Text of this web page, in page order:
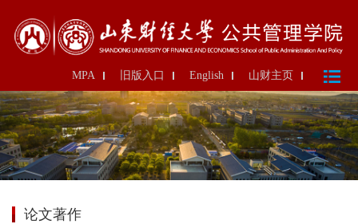
山财主页
English
旧版入口
MPA
论文著作